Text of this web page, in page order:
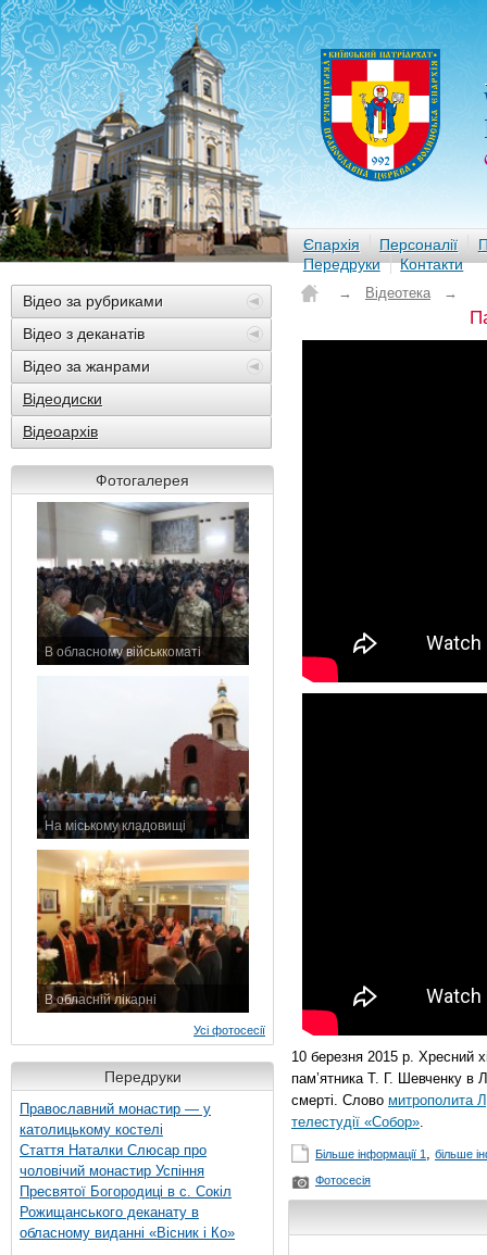
Єпархія Персоналії
Передруки
Контакти
Відео за рубриками
Відео з деканатів
Відео за жанрами
Відеодиски
Відеоархів
Фотогалерея
В обласному військкоматі
На міському кладовищі
В обласній лікарні
Усі фотосесії
Передруки
Православний монастир — у
католицькому костелі
Стаття Наталки Слюсар про
чоловічий монастир Успіння
Пресвятої Богородиці в с. Сокіл
Рожищанського деканату в
обласному виданні «Вісник і Ко»
→ Відеотека →
10 березня 2015 р. Хресний
пам’ятника Т. Г. Шевченку в
смерті. Слово митрополита
телестудії «Собор».
Більше інформації 1 , більше
Фотосесія